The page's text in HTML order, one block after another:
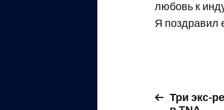
любовь к
Я поздравил
Три экс-